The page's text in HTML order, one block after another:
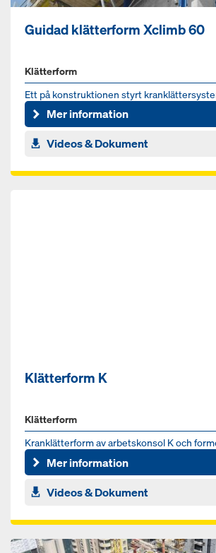
Guidad klätterform Xclimb 60
Klätterform
Ett på konstruktionen styrt
Mer information
Videos & Dokument
Klätterform K
Klätterform
Kranklätterform av arbetskonsol K och
Mer information
Videos & Dokument